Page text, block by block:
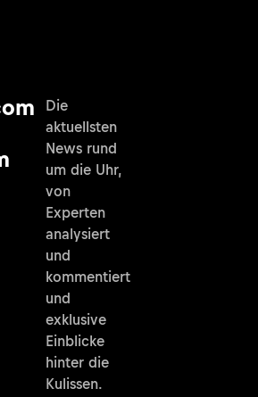
Die
aktuellsten
News rund
um die Uhr,
von
Experten
analysiert
und
kommentiert
und
exklusive
Einblicke
hinter die
Kulissen.